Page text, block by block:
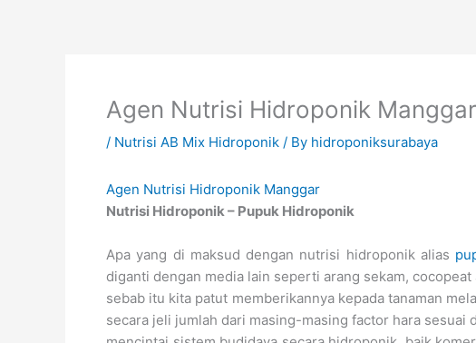
Agen Nutrisi Hidroponik Manggar
/ Nutrisi AB Mix Hidroponik / By hidroponiksurabaya
Agen Nutrisi Hidroponik Manggar
Nutrisi Hidroponik – Pupuk Hidroponik
Apa yang di maksud dengan nutrisi hidroponik alias
diganti dengan media lain seperti arang sekam,
sebab itu kita patut memberikannya kepada tanaman
secara jeli jumlah dari masing-masing factor hara sesuai